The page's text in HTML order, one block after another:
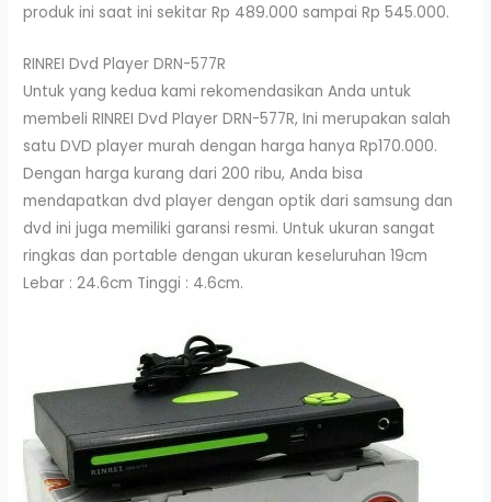
produk ini saat ini sekitar Rp 489.000 sampai Rp 545.000.
RINREI Dvd Player DRN-577R
Untuk yang kedua kami rekomendasikan Anda untuk
membeli RINREI Dvd Player DRN-577R, Ini merupakan salah
satu DVD player murah dengan harga hanya Rp170.000.
Dengan harga kurang dari 200 ribu, Anda bisa
mendapatkan dvd player dengan optik dari samsung dan
dvd ini juga memiliki garansi resmi. Untuk ukuran sangat
ringkas dan portable dengan ukuran keseluruhan 19cm
Lebar : 24.6cm Tinggi : 4.6cm.